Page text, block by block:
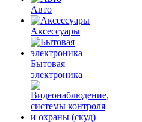
Авто
Аксессуары
Бытовая
электроника